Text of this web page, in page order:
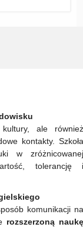
ale również
kontakty. Szkoła
w zróżnicowanej
tolerancję i
komunikacji na
rozszerzoną